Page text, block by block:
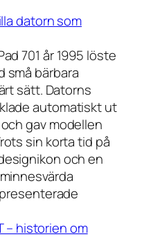
datorn som
701 år 1995 löste
små bärbara
sätt. Datorns
automatiskt ut
gav modellen
sin korta tid på
och en
– historien om